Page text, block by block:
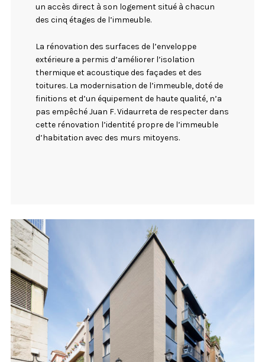
un accès direct à son logement situé à chacun
des cinq étages de l’immeuble.
La rénovation des surfaces de l’enveloppe
extérieure a permis d’améliorer l’isolation
thermique et acoustique des façades et des
toitures. La modernisation de l’immeuble, doté de
finitions et d’un équipement de haute qualité, n’a
pas empêché Juan F. Vidaurreta de respecter dans
cette rénovation l’identité propre de l’immeuble
d’habitation avec des murs mitoyens.